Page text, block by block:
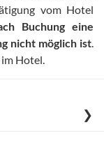
vom Hotel
Buchung eine
nicht möglich ist
im Hotel
❯